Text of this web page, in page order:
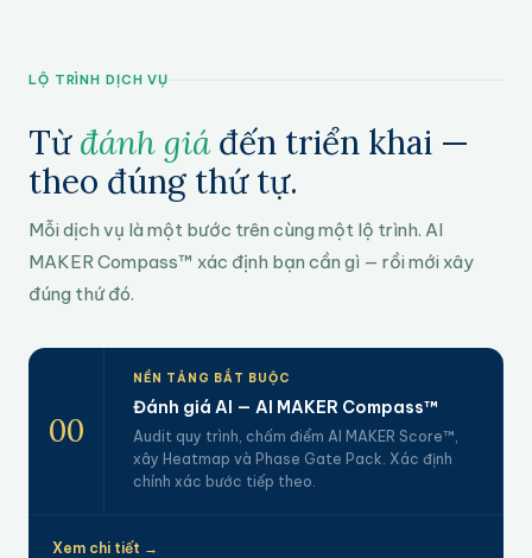
LỘ TRÌNH DỊCH VỤ
Từđánh giáđến triển khai —
theo đúng thứ tự.
Mỗi dịch vụ là một bước trên cùng một lộ trình. AI
MAKER Compass™ xác định bạn cần gì — rồi mới xây
đúng thứ đó.
00
NỀN TẢNG BẮT BUỘC
Đánh giá AI — AI MAKER Compass™
Audit quy trình, chấm điểm AI MAKER Score™,
xây Heatmap và Phase Gate Pack. Xác định
chính xác bước tiếp theo.
Xem chi tiết →